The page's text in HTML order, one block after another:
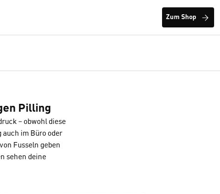
Zum Shop
Pilling
– obwohl diese
auch im Büro oder
Fusseln geben
sehen deine